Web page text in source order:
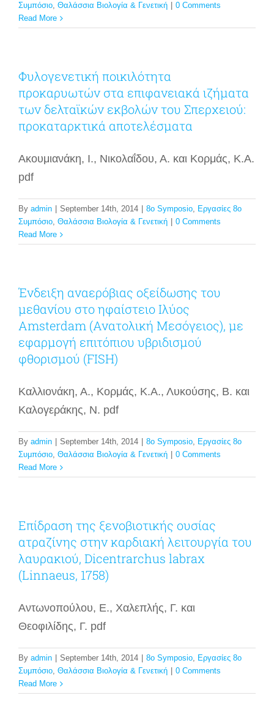
Συμπόσιο, Θαλάσσια Βιολογία & Γενετική
0 Comments
Read More
Φυλογενετική ποικιλότητα
προκαρυωτών στα επιφανειακά ιζήματα
των δελταϊκών εκβολών του Σπερχειού:
προκαταρκτικά αποτελέσματα
Ακουμιανάκη, Ι., Νικολαΐδου, Α. και Κορμάς, K.A.
pdf
By admin September 14th, 2014 8o Symposio, Εργασίες 8ο
Συμπόσιο, Θαλάσσια Βιολογία & Γενετική
0 Comments
Read More
Ένδειξη αναερόβιας οξείδωσης του
μεθανίου στο ηφαίστειο Ιλύος
Amsterdam (Ανατολική Μεσόγειος), με
εφαρμογή επιτόπιου υβριδισμού
φθορισμού (FISH)
Καλλιονάκη, Α., Κορμάς, Κ.Α., Λυκούσης, Β. και
Καλογεράκης, Ν. pdf
By admin September 14th, 2014 8o Symposio, Εργασίες 8ο
Συμπόσιο, Θαλάσσια Βιολογία & Γενετική
0 Comments
Read More
Επίδραση της ξενοβιοτικής ουσίας
ατραζίνης στην καρδιακή λειτουργία του
λαυρακιού, Dicentrarchus labrax
(Linnaeus, 1758)
Αντωνοπούλου, Ε., Χαλεπλής, Γ. και
Θεοφιλίδης, Γ. pdf
By admin September 14th, 2014 8o Symposio, Εργασίες 8ο
Συμπόσιο, Θαλάσσια Βιολογία & Γενετική
0 Comments
Read More